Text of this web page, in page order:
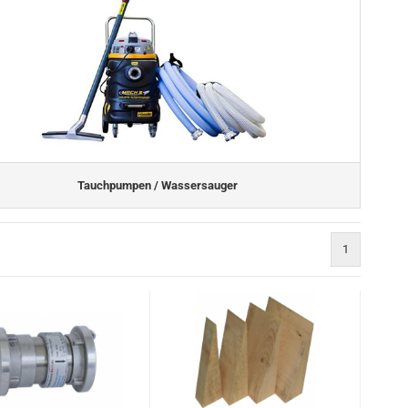
Tauchpumpen / Wassersauger
1